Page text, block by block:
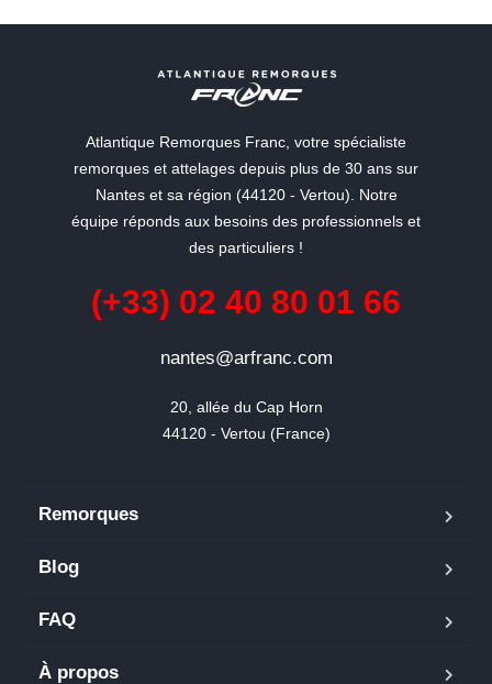
Atlantique Remorques Franc, votre spécialiste
remorques et attelages depuis plus de 30 ans sur
Nantes et sa région (44120 - Vertou). Notre
équipe réponds aux besoins des professionnels et
des particuliers !
(+33) 02 40 80 01 66
nantes@arfranc.com
20, allée du Cap Horn
44120 - Vertou (France)
Remorques
Blog
FAQ
À propos